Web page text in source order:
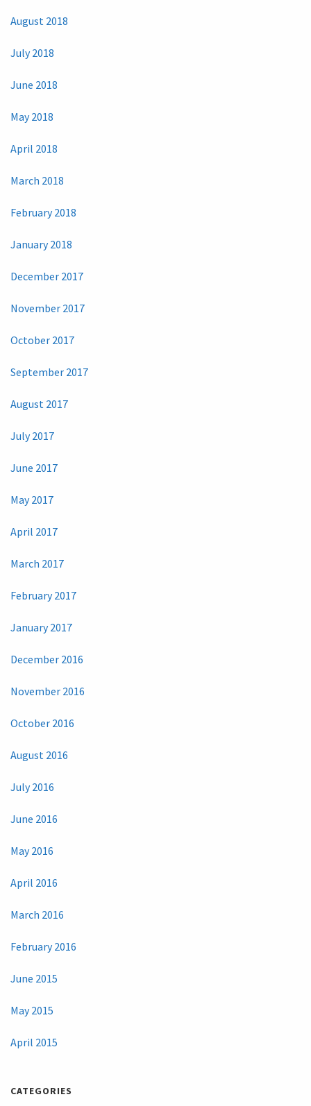
August 2018
July 2018
June 2018
May 2018
April 2018
March 2018
February 2018
January 2018
December 2017
November 2017
October 2017
September 2017
August 2017
July 2017
June 2017
May 2017
April 2017
March 2017
February 2017
January 2017
December 2016
November 2016
October 2016
August 2016
July 2016
June 2016
May 2016
April 2016
March 2016
February 2016
June 2015
May 2015
April 2015
CATEGORIES